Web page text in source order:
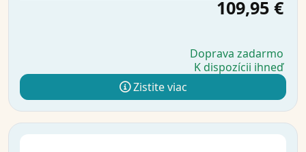
109,95 €
Doprava zadarmo
K dispozícii ihneď
Zistite viac